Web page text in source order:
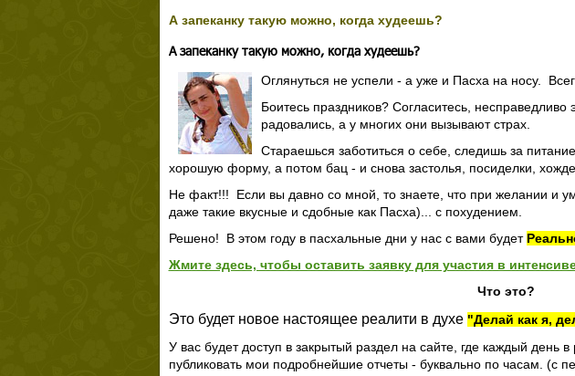
А запеканку такую можно, когда худеешь?
А запеканку такую можно, когда худеешь?
Оглянуться не успели - а уже и Пасха на носу.
Боитесь праздников? Согласитесь,
радовались, а у многих они вызывают страх.
Стараешься заботиться о себе, следишь за
хорошую форму, а потом бац - и снова застолья, посиделки,
Не факт!!! Если вы давно со мной, то знаете, что при желании и
даже такие вкусные и сдобные как Пасха)... с похудением.
Решено! В этом году в пасхальные дни у нас с вами будет
Жмите здесь, чтобы оставить заявку для участия в
Что это?
Это будет новое настоящее реалити в духе "Делай как я,
У вас будет доступ в закрытый раздел на сайте, где каждый день
публиковать мои подробнейшие отчеты - буквально по часам. (с